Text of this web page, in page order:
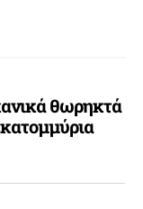
θωρηκτά